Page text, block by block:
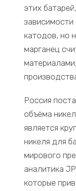
этих
зависимости
катодов, но
марганец
Россия
объёма
является
никеля для
мирового
аналитика
которые